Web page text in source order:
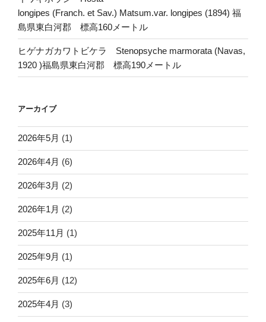
longipes (Franch. et Sav.) Matsum.var. longipes (1894) 福
島県東白河郡 標高160メートル
ヒゲナガカワトビケラ Stenopsyche marmorata (Navas,
1920 )福島県東白河郡 標高190メートル
アーカイブ
2026年5月 (1)
2026年4月 (6)
2026年3月 (2)
2026年1月 (2)
2025年11月 (1)
2025年9月 (1)
2025年6月 (12)
2025年4月 (3)